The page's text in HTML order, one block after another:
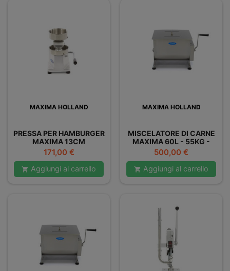
MAXIMA HOLLAND
PRESSA PER HAMBURGER
MAXIMA 13CM
Prezzo
171,00 €
 Aggiungi al carrello
MAXIMA HOLLAND
MISCELATORE DI CARNE
MAXIMA 60L - 55KG -
DOPPIO
Prezzo
500,00 €
 Aggiungi al carrello